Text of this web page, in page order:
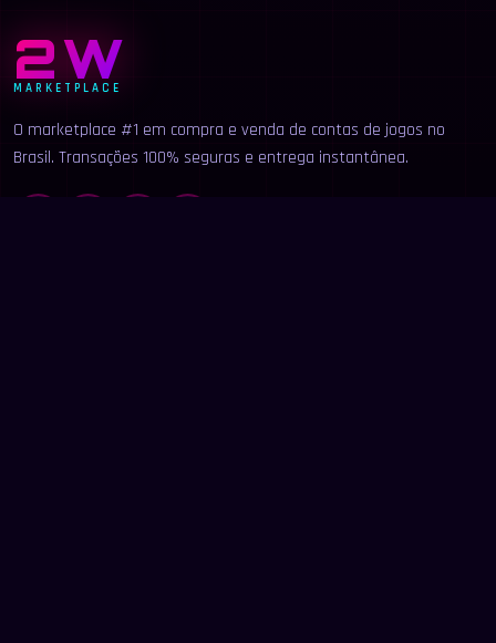
2W
MARKETPLACE
O marketplace #1 em compra e venda de contas de jogos no
Brasil. Transações 100% seguras e entrega instantânea.